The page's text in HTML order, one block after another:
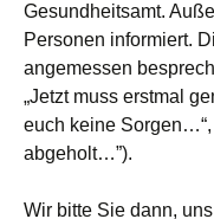
Gesundheitsamt.
Personen informiert.
angemessen
„Jetzt muss erstmal
euch keine Sorgen…“,
abgeholt…”).
Wir bitte Sie dann,